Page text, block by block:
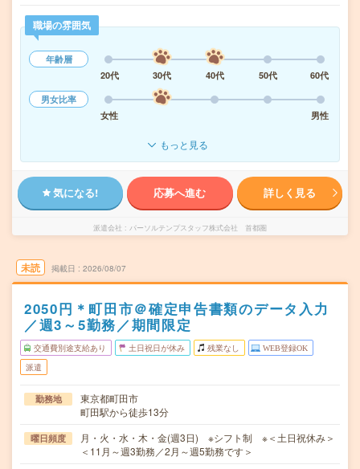
職場の雰囲気
年齢層
20代
30代 40代 50代
60代
男女比率
女性
男性
もっと見る
気になる! 応募へ進む 詳しく見る
派遣会社 パーソルテンプスタッフ株式会社 首都圏
未読 掲載日 2026/08/07
2050円＊町田市＠確定申告書類のデータ入力
／週3～5勤務／期間限定
交通費別途支給あり 土日祝日が休み 残業なし WEB登録OK
派遣
勤務地
東京都町田市
町田駅から徒歩13分
曜日頻度
月・火・水・木・金(週3日) ※シフト制 ※＜土日祝休み＞
＜11月～週3勤務／2月～週5勤務です＞